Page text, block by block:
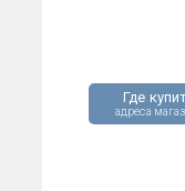
Где
адреса